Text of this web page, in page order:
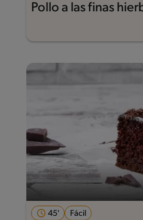
Pollo a las finas
45' Fácil